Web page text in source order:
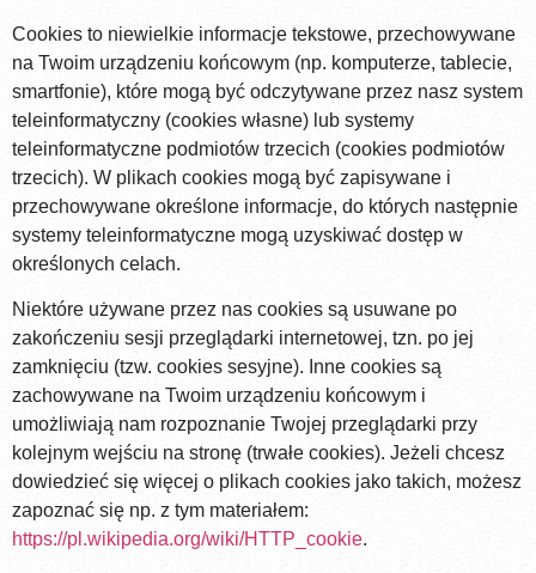
Cookies to niewielkie informacje tekstowe, przechowywane
na Twoim urządzeniu końcowym (np. komputerze, tablecie,
smartfonie), które mogą być odczytywane przez nasz system
teleinformatyczny (cookies własne) lub systemy
teleinformatyczne podmiotów trzecich (cookies podmiotów
trzecich). W plikach cookies mogą być zapisywane i
przechowywane określone informacje, do których następnie
systemy teleinformatyczne mogą uzyskiwać dostęp w
określonych celach.
Niektóre używane przez nas cookies są usuwane po
zakończeniu sesji przeglądarki internetowej, tzn. po jej
zamknięciu (tzw. cookies sesyjne). Inne cookies są
zachowywane na Twoim urządzeniu końcowym i
umożliwiają nam rozpoznanie Twojej przeglądarki przy
kolejnym wejściu na stronę (trwałe cookies). Jeżeli chcesz
dowiedzieć się więcej o plikach cookies jako takich, możesz
zapoznać się np. z tym materiałem:
https://pl.wikipedia.org/wiki/HTTP_cookie.